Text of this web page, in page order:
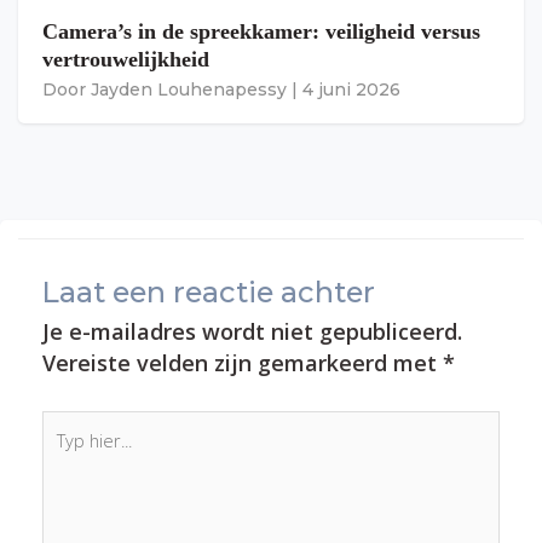
Camera’s in de spreekkamer: veiligheid versus
vertrouwelijkheid
Door Jayden Louhenapessy | 4 juni 2026
Laat een reactie achter
Je e-mailadres wordt niet gepubliceerd.
Vereiste velden zijn gemarkeerd met *
hier...